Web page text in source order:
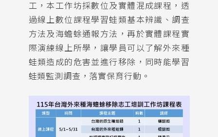
工，本工作坊採數位及實體混成課程，透
過線上數位課程學習蛙類基本辨識、調查
方法及海蟾蜍通報方法，再於實體課程實
際演練線上所學，讓學員可以了解外來種
蛙類造成的危害並進行移除，同時能學習
蛙類監測調查，落實保育行動。